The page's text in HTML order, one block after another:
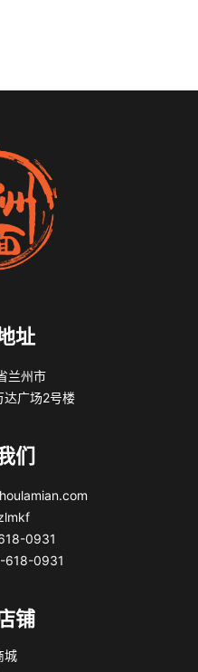
址
兰州市
达广场2号楼
们
0931
618-0931
铺
城